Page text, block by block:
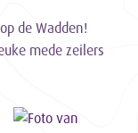
de Wadden!
mede zeilers